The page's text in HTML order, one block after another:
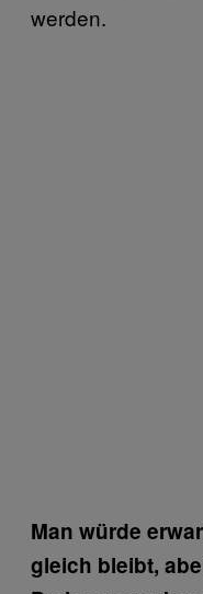
werden.
Man würde
gleich bleibt,